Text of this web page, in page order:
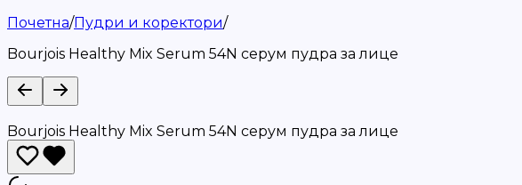
Почетна/Пудри и коректори/
Bourjois Healthy Mix Serum 54N серум пудра за лице
Bourjois Healthy Mix Serum 54N серум пудра за лице